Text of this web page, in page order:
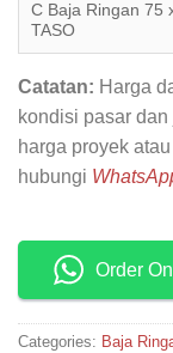
C Baja Ringan 75
TASO
Catatan: Harga
kondisi pasar
harga proyek
hubungi
Order
Categories: Baja